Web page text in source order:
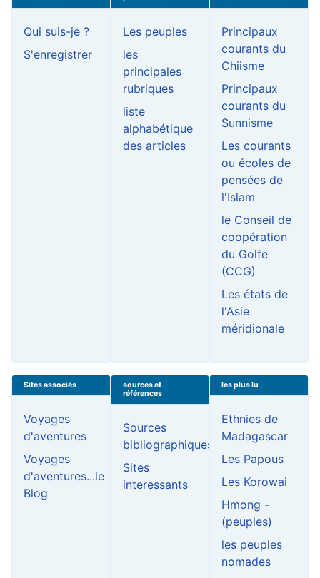
Qui suis-je ?
S'enregistrer
Les peuples
les
principales
rubriques
liste
alphabétique
des articles
Principaux
courants du
Chiisme
Principaux
courants du
Sunnisme
Les courants
ou écoles de
pensées de
l'Islam
le Conseil de
coopération
du Golfe
(CCG)
Les états de
l'Asie
méridionale
Sites associés
Voyages
d'aventures
Voyages
d'aventures...le
Blog
sources et
références
Sources
bibliographiques
Sites
interessants
les plus lu
Ethnies de
Madagascar
Les Papous
Les Korowai
Hmong -
(peuples)
les peuples
nomades